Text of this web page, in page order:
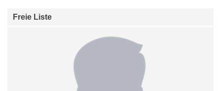
Freie Liste